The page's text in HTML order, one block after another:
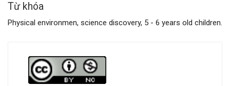
Từ khóa
Physical environmen, science discovery, 5 - 6 years old children.